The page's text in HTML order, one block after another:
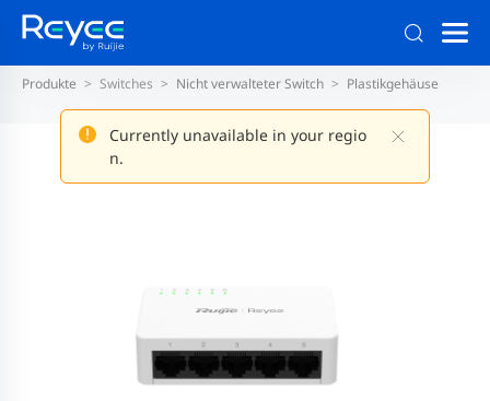
Currently unavailable in your regio
n.
Produkte Switches Nicht verwalteter Switch Plastikgehäuse